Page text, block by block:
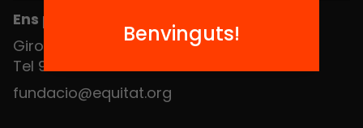
Ens pots trobar al Hub Social
Girona 34, interior 08010 Barcelona
Tel 934 588 700
fundacio@equitat.org
Benvinguts!